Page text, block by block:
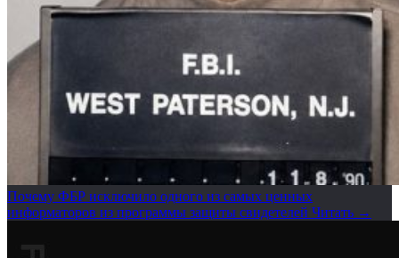
Почему ФБР исключило одного из самых ценных
информаторов из программы защиты свидетелей Читать →